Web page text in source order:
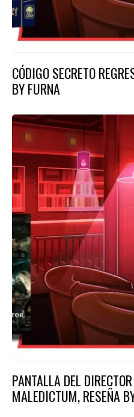
CÓDIGO SECRETO
BY FURNA
PANTALLA DEL
MALEDICTUM, RESEÑA